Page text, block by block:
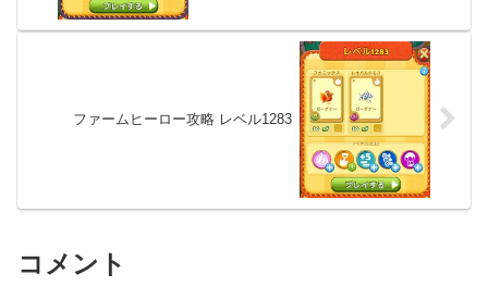
ファームヒーロー攻略 レベル1283
コメント